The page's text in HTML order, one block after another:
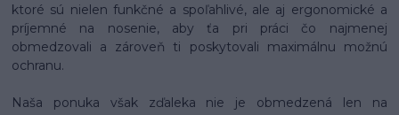
ktoré sú nielen funkčné a spoľahlivé, ale aj ergonomické a
príjemné na nosenie, aby ťa pri práci čo najmenej
obmedzovali a zároveň ti poskytovali maximálnu možnú
ochranu.
Naša ponuka však zďaleka nie je obmedzená len na